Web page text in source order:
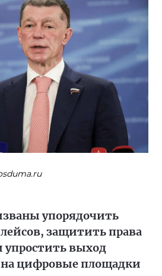
упорядочить
защитить права
упростить выход
на цифровые площадки